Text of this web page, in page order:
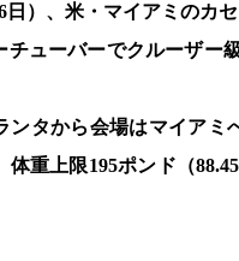
日）、米・マイアミのカ
チューバーでクルーザー
ンタから会場はマイアミ
体重上限195ポンド（